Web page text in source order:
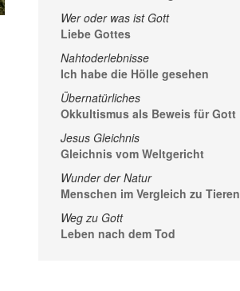
Wer oder was ist Gott
Liebe Gottes
Nahtoderlebnisse
Ich habe die Hölle gesehen
Übernatürliches
Okkultismus als Beweis für Gott
Jesus Gleichnis
Gleichnis vom Weltgericht
Wunder der Natur
Menschen im Vergleich zu Tieren
Weg zu Gott
Leben nach dem Tod